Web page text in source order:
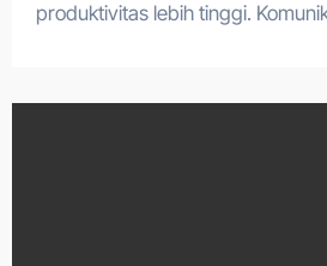
produktivitas lebih tinggi.